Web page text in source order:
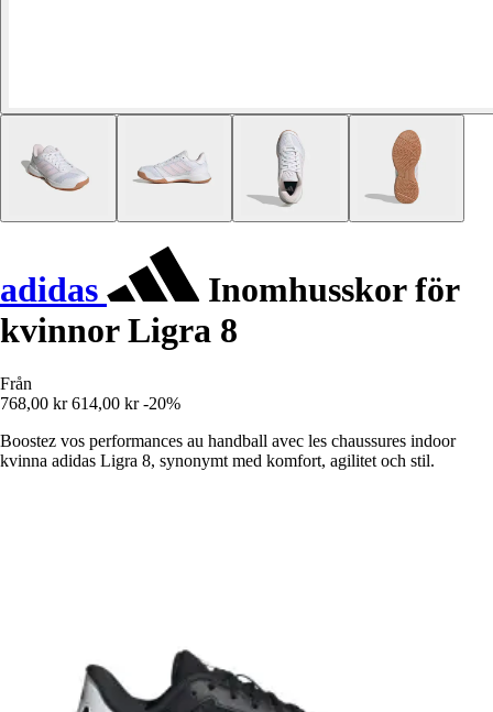
adidas
Inomhusskor för
kvinnor Ligra 8
Från
768,00 kr 614,00 kr -20%
Boostez vos performances au handball avec les chaussures indoor
kvinna adidas Ligra 8, synonymt med komfort, agilitet och stil.